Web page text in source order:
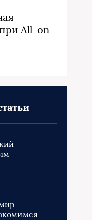
All-on-